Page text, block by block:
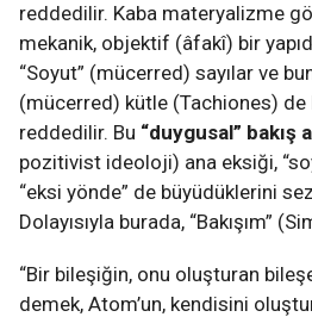
reddedilir. Kaba materyalizme
mekanik, objektif (âfakî) bir
“Soyut” (mücerred) sayılar ve
(mücerred) kütle (Tachiones)
reddedilir. Bu “duygusal” bakış
pozitivist ideoloji) ana eksiği,
“eksi yönde” de büyüdüklerini
Dolayısıyla burada, “Bakışım”
“Bir bileşiğin, onu oluşturan
demek, Atom’un, kendisini